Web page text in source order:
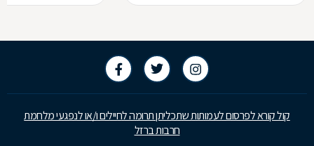
קול קורא לפרסום לעמותות שתכליתן תרומה לחיילים ו/או לנפגעי מלחמת
חרבות ברזל